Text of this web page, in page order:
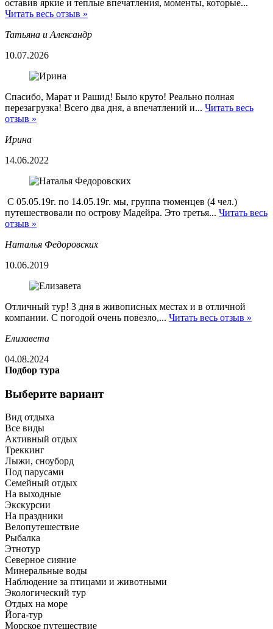
оставив яркие и теплые впечатления, моменты, которые...
Читать весь отзыв »
Татьяна и Александр
10.07.2026
Спасибо, Марат и Рашид! Было круто! Реально полная
перезагрузка! Всего два дня, а впечатлений и... Читать весь
отзыв »
Ирина
14.06.2022
С 05.05.19г. по 14.05.19г. мы, группа тюменцев (4 чел.)
путешествовали по острову Мадейра. Это третья... Читать весь
отзыв »
Наталья Федоровских
10.06.2019
Отличный тур! 3 дня в живописных местах и в отличной
компании. С погодой очень повезло,... Читать весь отзыв »
Елизавета
04.08.2024
Подбор тура
Выберите вариант
Вид отдыха
Все виды
Активный отдых
Треккинг
Лыжи, сноуборд
Под парусами
Семейный отдых
На выходные
Экскурсии
На праздники
Велопутешествие
Рыбалка
Этнотур
Северное сияние
Минеральные воды
Наблюдение за птицами и животными
Экологический тур
Отдых на море
Йога-тур
Морское путешествие